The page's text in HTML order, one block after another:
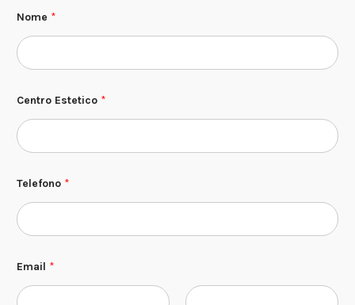
Nome *
Centro Estetico *
e
t
r
*
Telefono *
Email *